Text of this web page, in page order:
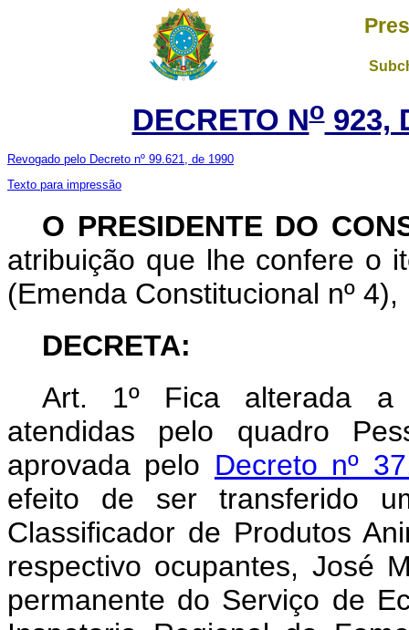
DECRETO No923,
Revogado pelo Decreto nº 99.621, de 1990
Texto para impressão
O PRESIDENTE DO
atribuição que lhe confere o
(Emenda Constitucional nº 4),
DECRETA:
Art. 1º Fica alterada a
atendidas pelo quadro
aprovada pelo Decreto nº
efeito de ser transferido
Classificador de Produtos
respectivo ocupantes, José
permanente do Serviço de